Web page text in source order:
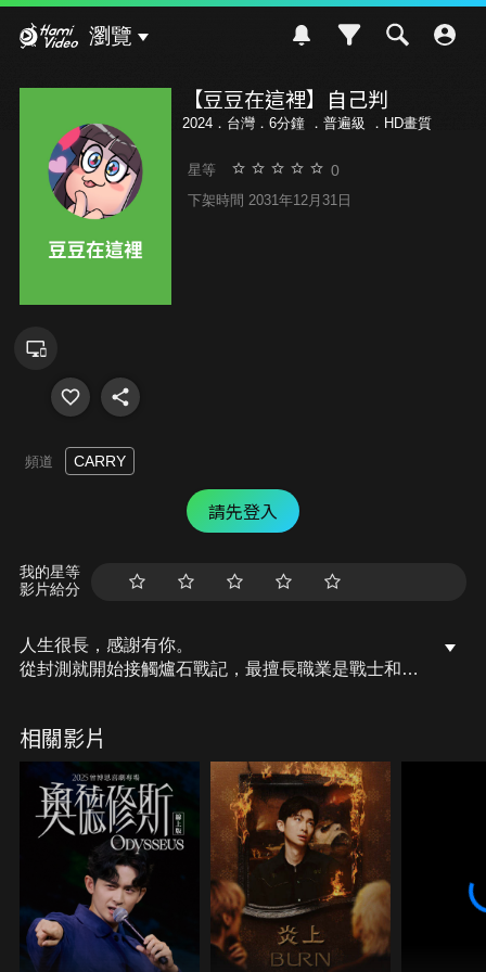
瀏覽
【豆豆在這裡】自己判
2024．台灣．6分鐘 ． 普遍級 ．HD畫質
星等 0
下架時間 2031年12月31日
頻道 CARRY
請先登入
我的星等
影片給分
人生很長，感謝有你。
從封測就開始接觸爐石戰記，最擅長職業是戰士和牧
醒。
從陰暗幽霾的蛇界森林甦醒吧， 趁此良機，莫再猶
豫，恭請蛇界至尊雙飛寶典！
OSkomodo 還不一起加入蛇教跟著教主一起前進!
相關影片